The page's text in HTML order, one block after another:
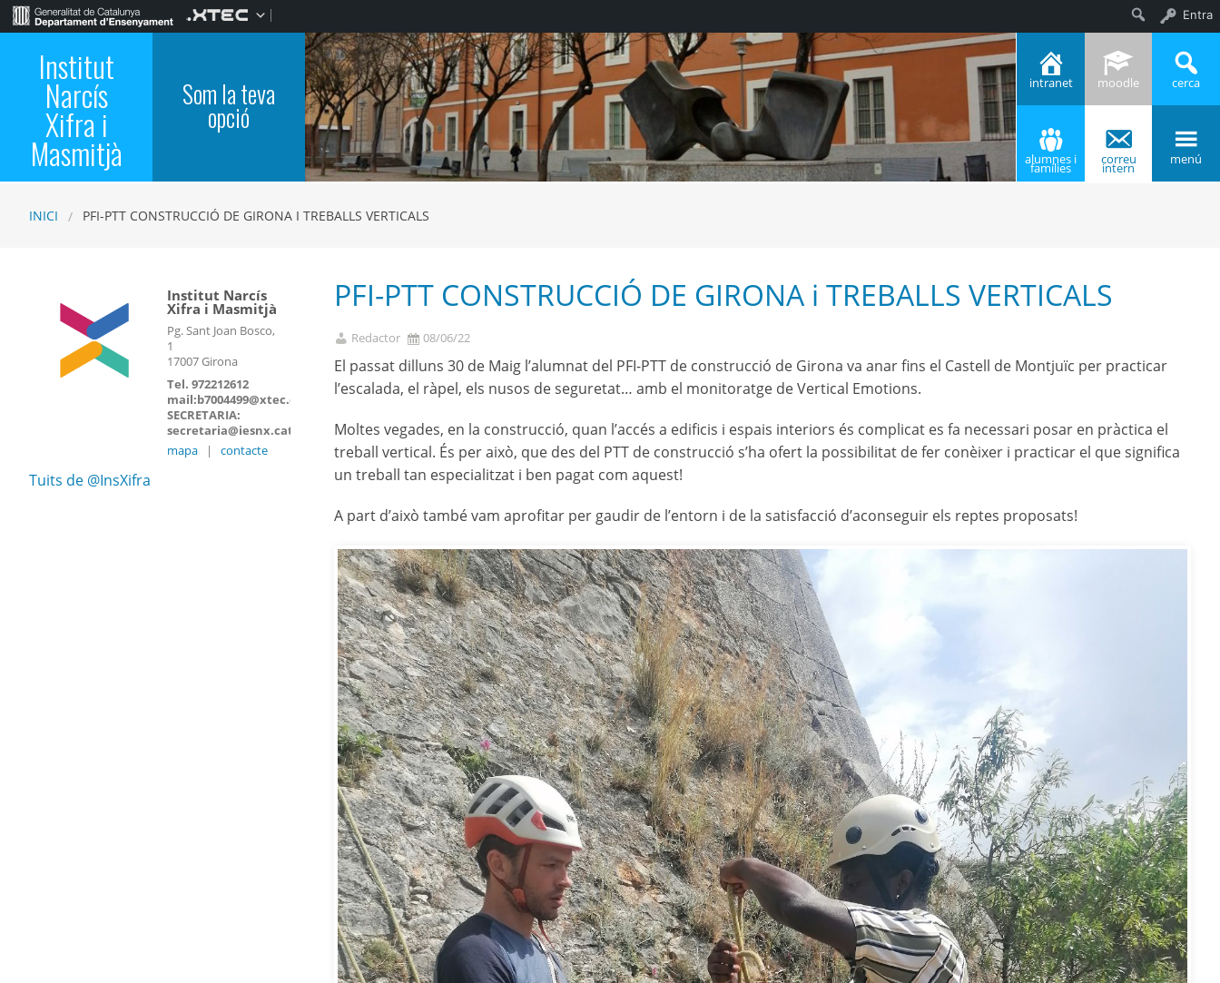
Institut
Narcís
Xifra i
Masmitjà
Som la teva
opció
intranet moodle cerca
alumnes i
famílies
correu
intern
menú
INICI PFI-PTT CONSTRUCCIÓ DE GIRONA I TREBALLS VERTICALS
PFI-PTT CONSTRUCCIÓ DE GIRONA i TREBALLS VERTICALS
Redactor 08/06/22
El passat dilluns 30 de Maig l’alumnat del PFI-PTT de construcció de Girona va anar fins el Castell de Montjuïc per practicar
l’escalada, el ràpel, els nusos de seguretat… amb el monitoratge de Vertical Emotions.
Moltes vegades, en la construcció, quan l’accés a edificis i espais interiors és complicat es fa necessari posar en pràctica el
treball vertical. És per això, que des del PTT de construcció s’ha ofert la possibilitat de fer conèixer i practicar el que significa
un treball tan especialitzat i ben pagat com aquest!
A part d’això també vam aprofitar per gaudir de l’entorn i de la satisfacció d’aconseguir els reptes proposats!
Institut Narcís
Xifra i Masmitjà
Pg. Sant Joan Bosco,
1
17007 Girona
Tel. 972212612
mail:b7004499@xtec.cat
SECRETARIA:
secretaria@iesnx.cat
mapa
| contacte
Tuits de @InsXifra
Entra